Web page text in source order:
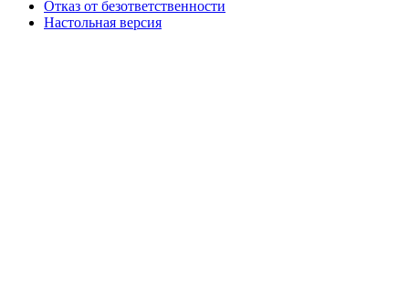
Отказ от безответственности
Настольная версия